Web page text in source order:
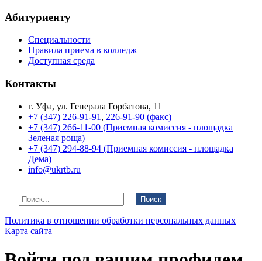
Абитуриенту
Специальности
Правила приема в колледж
Доступная среда
Контакты
г. Уфа, ул. Генерала Горбатова, 11
+7 (347) 226-91-91 , 226-91-90 (факс)
+7 (347) 266-11-00 (Приемная комиссия - площадка
Зеленая роща)
+7 (347) 294-88-94 (Приемная комиссия - площадка
Дема)
info@ukrtb.ru
Поиск
Политика в отношении обработки персональных данных
Карта сайта